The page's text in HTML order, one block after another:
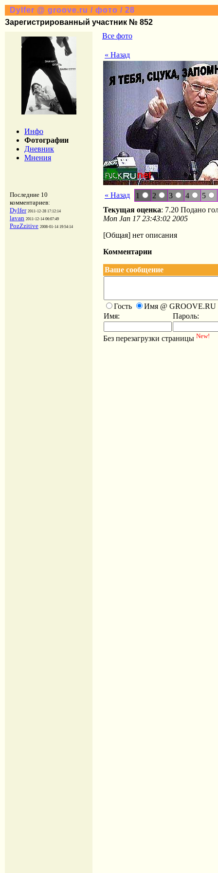
Dylfer @ groove.ru / фото / 28
Зарегистрированный участник № 852
Инфо
Фотографии
Дневник
Мнения
Последние 10
комментариев:
Dylfer 2011-12-28 17:12:14
lavan 2011-12-14 06:07:49
PozZzitive 2008-01-14 19:54:14
Все фото
« Назад
« Назад 1 2 3 4
5
Текущая оценка: 7.20 Подано
Mon Jan 17 23:43:02 2005
[Общая] нет описания
Комментарии
Ваше сообщение
Гость
Имя @ GROOVE.RU
Имя:
Пароль:
Без перезагрузки страницы New!